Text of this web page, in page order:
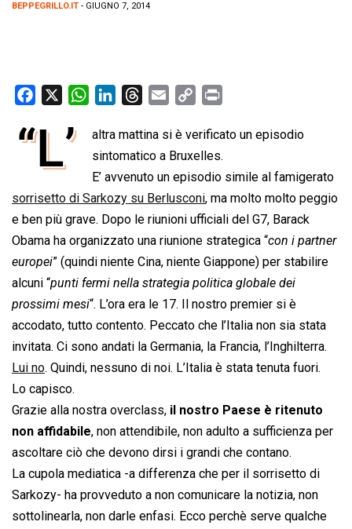
BEPPEGRILLO.IT - GIUGNO 7, 2014
c
o
o
k
W
a
s
A
p
p
n
k
e
d
I
n
r
e
a
d
s
a
i
l
p
y
L
i
n
k
i
t
“L’
altra mattina si è verificato un episodio
sintomatico a Bruxelles.
E’ avvenuto un episodio simile al famigerato
sorrisetto di Sarkozy su Berlusconi, ma molto molto peggio
e ben più grave. Dopo le riunioni ufficiali del G7, Barack
Obama ha organizzato una riunione strategica “con i partner
europei” (quindi niente Cina, niente Giappone) per stabilire
alcuni “punti fermi nella strategia politica globale dei
prossimi mesi“. L’ora era le 17. Il nostro premier si è
accodato, tutto contento. Peccato che l’Italia non sia stata
invitata. Ci sono andati la Germania, la Francia, l’Inghilterra.
Lui no. Quindi, nessuno di noi. L’Italia è stata tenuta fuori.
Lo capisco.
Grazie alla nostra overclass, il nostro Paese è ritenuto
non affidabile, non attendibile, non adulto a sufficienza per
ascoltare ciò che devono dirsi i grandi che contano.
La cupola mediatica -a differenza che per il sorrisetto di
Sarkozy- ha provveduto a non comunicare la notizia, non
sottolinearla, non darle enfasi. Ecco perchè serve qualche